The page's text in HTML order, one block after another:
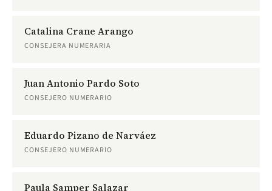
Catalina Crane Arango
CONSEJERA NUMERARIA
Juan Antonio Pardo Soto
CONSEJERO NUMERARIO
Eduardo Pizano de Narváez
CONSEJERO NUMERARIO
Paula Samper Salazar